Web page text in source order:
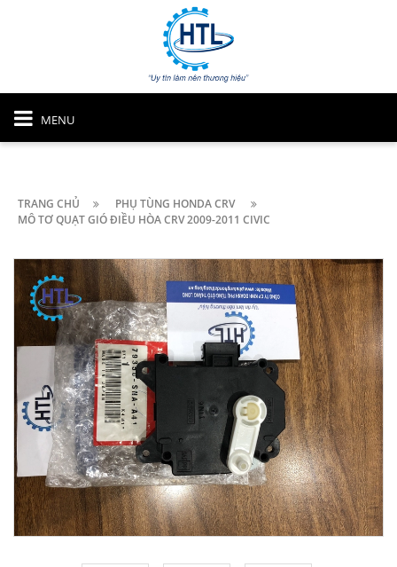
MENU
TRANG CHỦ
PHỤ TÙNG HONDA CRV
MÔ TƠ QUẠT GIÓ ĐIỀU HÒA CRV 2009-2011 CIVIC